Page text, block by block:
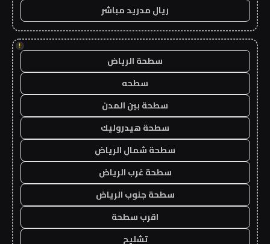
ريال مدريد مباشر
!
سطحة الرياض
سطحه
سطحة بين المدن
سطحة هيدروليك
سطحة شمال الرياض
سطحة غرب الرياض
سطحة جنوب الرياض
اقرب سطحة
تشليح